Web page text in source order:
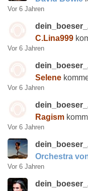
Vor 6 Jahren
C.Lina999
Vor 6 Jahren
Selene
Vor 6 Jahren
Ragism
Vor 6 Jahren
Orchestra
Vor 6 Jahren